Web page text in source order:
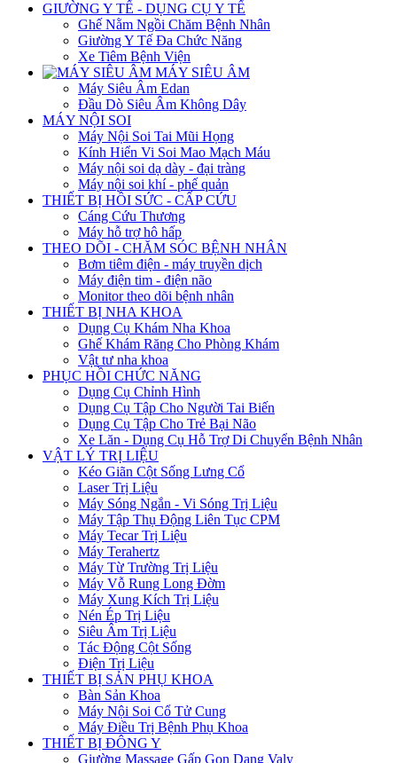
GIƯỜNG Y TẾ - DỤNG CỤ Y TẾ
Ghế Nằm Ngồi Chăm Bệnh Nhân
Giường Y Tế Đa Chức Năng
Xe Tiêm Bệnh Viện
MÁY SIÊU ÂM
Máy Siêu Âm Edan
Đầu Dò Siêu Âm Không Dây
MÁY NỘI SOI
Máy Nội Soi Tai Mũi Họng
Kính Hiển Vi Soi Mao Mạch Máu
Máy nội soi dạ dày - đại tràng
Máy nội soi khí - phế quản
THIẾT BỊ HỒI SỨC - CẤP CỨU
Cáng Cứu Thương
Máy hỗ trợ hô hấp
THEO DÕI - CHĂM SÓC BỆNH NHÂN
Bơm tiêm điện - máy truyền dịch
Máy điện tim - điện não
Monitor theo dõi bệnh nhân
THIẾT BỊ NHA KHOA
Dụng Cụ Khám Nha Khoa
Ghế Khám Răng Cho Phòng Khám
Vật tư nha khoa
PHỤC HỒI CHỨC NĂNG
Dụng Cụ Chỉnh Hình
Dụng Cụ Tập Cho Người Tai Biến
Dụng Cụ Tập Cho Trẻ Bại Não
Xe Lăn - Dụng Cụ Hỗ Trợ Di Chuyển Bệnh Nhân
VẬT LÝ TRỊ LIỆU
Kéo Giãn Cột Sống Lưng Cổ
Laser Trị Liệu
Máy Sóng Ngắn - Vi Sóng Trị Liệu
Máy Tập Thụ Động Liên Tục CPM
Máy Tecar Trị Liệu
Máy Terahertz
Máy Từ Trường Trị Liệu
Máy Vỗ Rung Long Đờm
Máy Xung Kích Trị Liệu
Nén Ép Trị Liệu
Siêu Âm Trị Liệu
Tác Động Cột Sống
Điện Trị Liệu
THIẾT BỊ SẢN PHỤ KHOA
Bàn Sản Khoa
Máy Nội Soi Cổ Tử Cung
Máy Điều Trị Bệnh Phụ Khoa
THIẾT BỊ ĐÔNG Y
Giường Massage Gấp Gọn Dạng Valy